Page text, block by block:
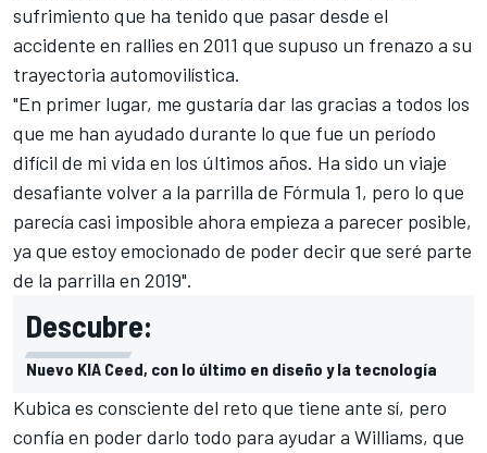
sufrimiento que ha tenido que pasar desde el
accidente en rallies en 2011 que supuso un frenazo a su
trayectoria automovilística.
"En primer lugar, me gustaría dar las gracias a todos los
que me han ayudado durante lo que fue un período
difícil de mi vida en los últimos años. Ha sido un viaje
desafiante volver a la parrilla de Fórmula 1, pero lo que
parecía casi imposible ahora empieza a parecer posible,
ya que estoy emocionado de poder decir que seré parte
de la parrilla en 2019".
Descubre:
Nuevo KIA Ceed, con lo último en diseño y la tecnología
Kubica es consciente del reto que tiene ante sí, pero
confía en poder darlo todo para ayudar a Williams, que